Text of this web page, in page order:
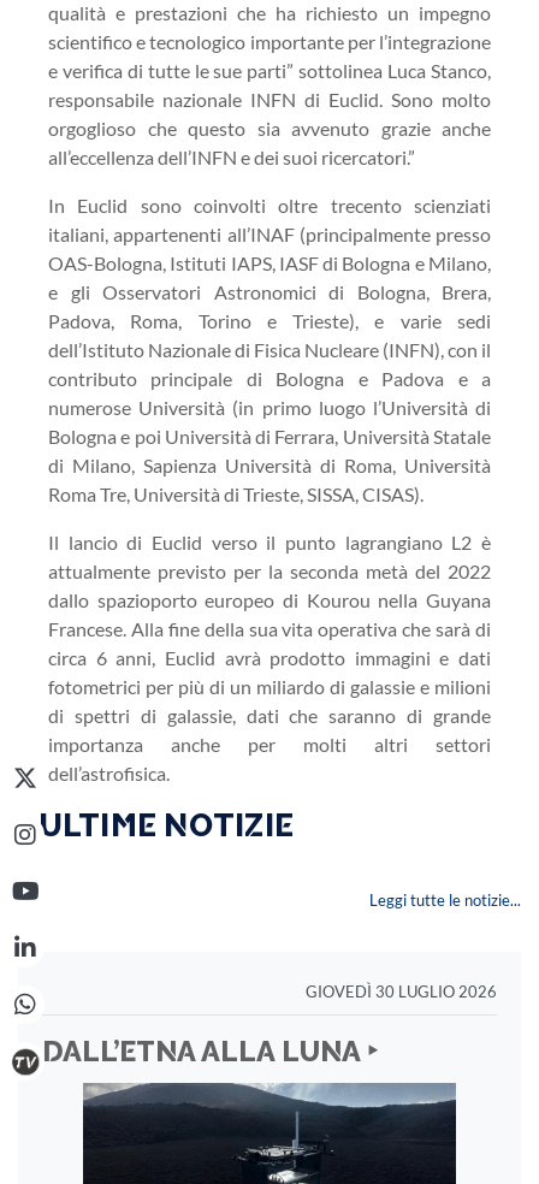
qualità e prestazioni che ha richiesto un impegno
scientifico e tecnologico importante per l’integrazione
e verifica di tutte le sue parti” sottolinea Luca Stanco,
responsabile nazionale INFN di Euclid. Sono molto
orgoglioso che questo sia avvenuto grazie anche
all’eccellenza dell’INFN e dei suoi ricercatori.”
In Euclid sono coinvolti oltre trecento scienziati
italiani, appartenenti all’INAF (principalmente presso
OAS-Bologna, Istituti IAPS, IASF di Bologna e Milano,
e gli Osservatori Astronomici di Bologna, Brera,
Padova, Roma, Torino e Trieste), e varie sedi
dell’Istituto Nazionale di Fisica Nucleare (INFN), con il
contributo principale di Bologna e Padova
e a
numerose Università (in primo luogo l’Università di
Bologna e poi Università di Ferrara, Università Statale
di Milano, Sapienza Università di Roma, Università
Roma Tre, Università di Trieste, SISSA, CISAS).
Il lancio di Euclid verso il punto lagrangiano L2 è
attualmente previsto per la seconda metà del 2022
dallo spazioporto europeo di Kourou nella Guyana
Francese. Alla fine della sua vita operativa che sarà di
circa 6anni, Euclid avrà prodotto immagini e dati
fotometrici per più di un miliardo di galassie e milioni
di spettri di galassie, dati che saranno di grande
importanza anche per molti altri settori
dell’astrofisica.
‣ ULTIME NOTIZIE
Leggi tutte le notizie...
GIOVEDÌ 30 LUGLIO 2026
DALL’ETNA ALLA LUNA ‣